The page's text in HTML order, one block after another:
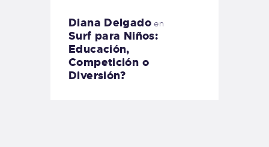
Diana Delgadoen
Surf para Niños:
Educación,
Competición o
Diversión?